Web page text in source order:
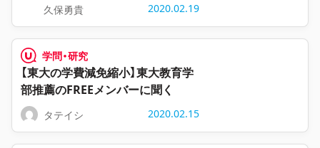
久保勇貴 2020.02.19
学問・研究
【東大の学費減免縮小】東大教育学
部推薦のFREEメンバーに聞く
タテイシ 2020.02.15